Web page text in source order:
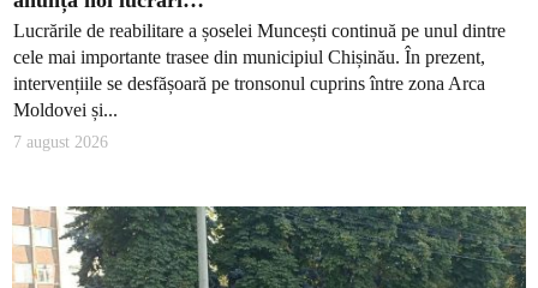
Lucrările de reabilitare a șoselei Muncești continuă pe unul dintre
cele mai importante trasee din municipiul Chișinău. În prezent,
intervențiile se desfășoară pe tronsonul cuprins între zona Arca
Moldovei și...
7 august 2026